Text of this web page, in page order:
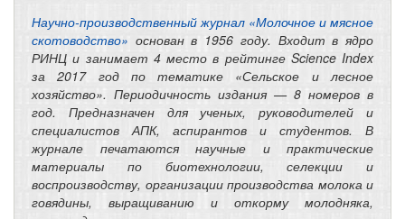
Научно-производственный журнал «Молочное и мясное
скотоводство» основан в 1956 году. Входит в ядро
РИНЦ и занимает 4 место в рейтинге Science Index
за 2017 год по тематике «Сельское и лесное
хозяйство». Периодичность издания — 8 номеров в
год. Предназначен для ученых, руководителей и
специалистов АПК, аспирантов и студентов. В
журнале печатаются научные и практические
материалы по биотехнологии, селекции и
воспроизводству, организации производства молока и
говядины, выращиванию и откорму молодняка,